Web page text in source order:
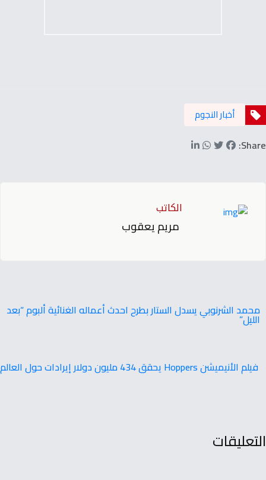
أخبار النجوم
Share:
الكاتب
مريم يعقوب
محمد الشرنوبي يسدل الستار بطرح احدث أعماله الغنائية ألبوم “بعد
الليل”
فيلم الأنيميشن Hoppers يحقق 434 مليون دولار إيرادات حول العالم
التعليقات